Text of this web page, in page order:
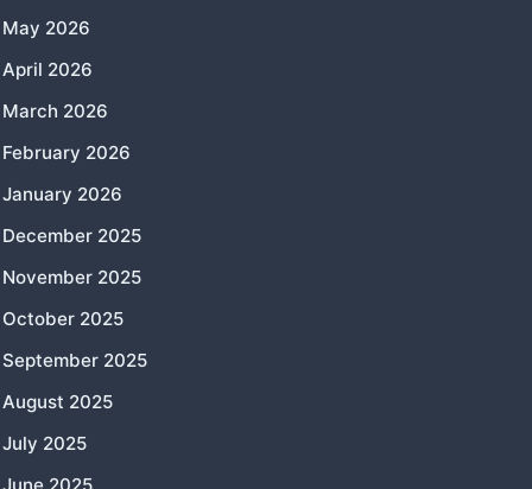
May 2026
April 2026
March 2026
February 2026
January 2026
December 2025
November 2025
October 2025
September 2025
August 2025
July 2025